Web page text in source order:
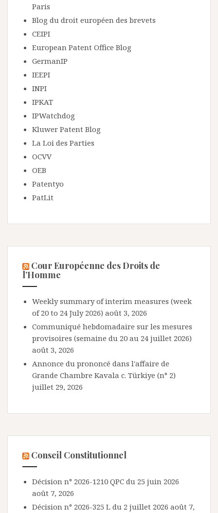
Paris
Blog du droit européen des brevets
CEIPI
European Patent Office Blog
GermanIP
IEEPI
INPI
IPKAT
IPWatchdog
Kluwer Patent Blog
La Loi des Parties
OCVV
OEB
Patentyo
PatLit
Cour Européenne des Droits de
l’Homme
Weekly summary of interim measures (week
of 20 to 24 July 2026) août 3, 2026
Communiqué hebdomadaire sur les mesures
provisoires (semaine du 20 au 24 juillet 2026)
août 3, 2026
Annonce du prononcé dans l'affaire de
Grande Chambre Kavala c. Türkiye (n° 2)
juillet 29, 2026
Conseil Constitutionnel
Décision n° 2026-1210 QPC du 25 juin 2026
août 7, 2026
Décision n° 2026-325 L du 2 juillet 2026 août 7,